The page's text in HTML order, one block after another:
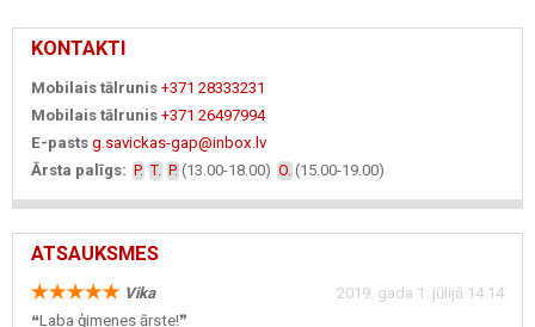
KONTAKTI
Mobilais tālrunis +371 28333231
Mobilais tālrunis +371 26497994
E-pasts g.savickas-gap@inbox.lv
Ārsta palīgs: P. T. P. (13.00-18.00) O. (15.00-19.00)
ATSAUKSMES
Vika
2019. gada 1. jūlijā 14:14
❝Laba ģimenes ārste!❞